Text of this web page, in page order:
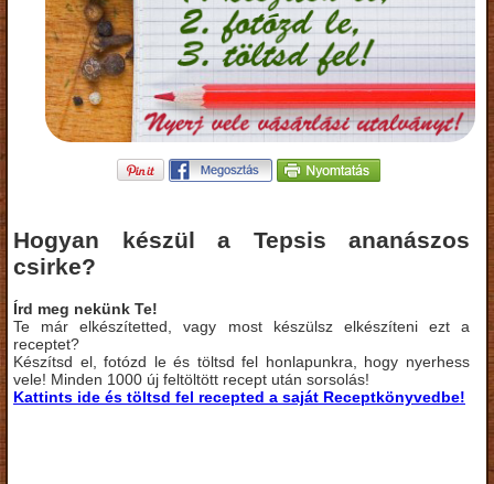
Hogyan készül a Tepsis ananászos
csirke?
Írd meg nekünk Te!
Te már elkészítetted, vagy most készülsz elkészíteni ezt a
receptet?
Készítsd el, fotózd le és töltsd fel honlapunkra, hogy nyerhess
vele! Minden 1000 új feltöltött recept után sorsolás!
Kattints ide és töltsd fel recepted a saját Receptkönyvedbe!